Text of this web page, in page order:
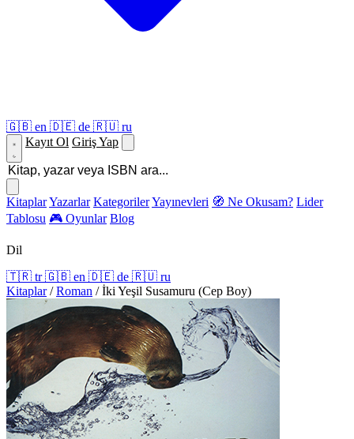
🇬🇧 en 🇩🇪 de 🇷🇺 ru
Kayıt Ol Giriş Yap
KitaplarYazarlar KategorilerYayınevleri 🧭 Ne Okusam? Lider
Tablosu 🎮 Oyunlar Blog
Dil
🇹🇷 tr 🇬🇧 en 🇩🇪 de 🇷🇺 ru
Kitaplar / Roman / İki Yeşil Susamuru (Cep Boy)